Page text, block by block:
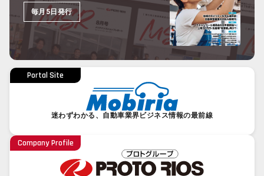
毎月5日発行
Portal Site
迷わずわかる、自動車業界ビジネス情報の最前線
Company Profile